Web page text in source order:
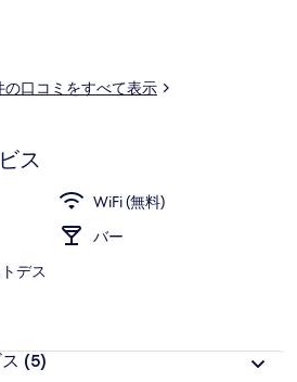
朝食、ディナーに営業
の口コミをすべて表示
ス
WiFi (無料)
バー
デス
(5)